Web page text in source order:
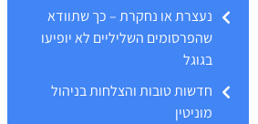
נעצרת או נחקרת – כך שתוודא
שהפרסומים השליליים לא יופיעו
בגוגל
חדשות טובות והצלחות בניהול
מוניטין